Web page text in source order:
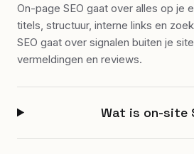
On-page SEO gaat over alles op je
titels, structuur, interne links en
SEO gaat over signalen buiten je
vermeldingen en reviews.
Wat is on-site